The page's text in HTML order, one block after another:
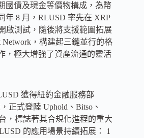
國債及現金等價物構成，為幣
年 8 月，RLUSD 率先在 XRP
啟測試，隨後將支援範圍拓展
Network，構建起三鏈並行的格
，極大增強了資產流通的靈活
獲得紐約金融服務部
正式登陸 Uphold、Bitso、
，標誌著其合規化進程的重大
的應用場景持續拓展： 1